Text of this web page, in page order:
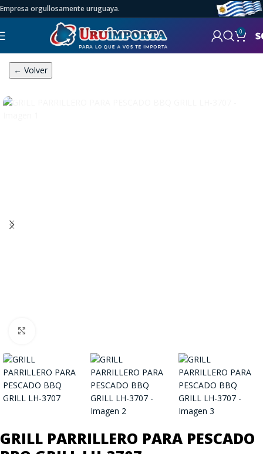
Empresa orgullosamente uruguaya.
0 $
← Volver
GRILL PARRILLERO PARA PESCADO